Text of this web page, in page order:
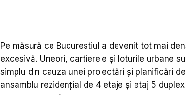
Pe măsură ce Bucurestiul a devenit tot mai
excesivă. Uneori, cartierele și loturile urbane
simplu din cauza unei proiectări și planificări
ansamblu rezidențial de 4 etaje și etaj 5